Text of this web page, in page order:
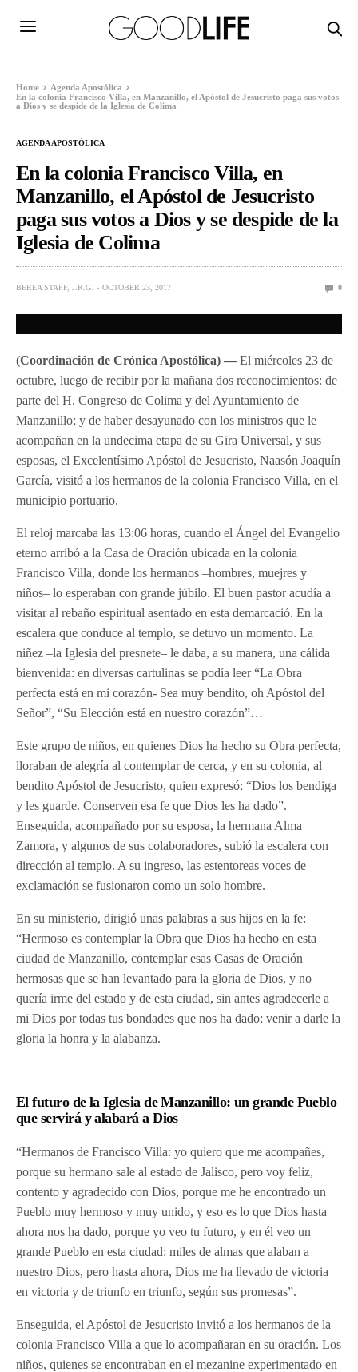
Home
Agenda Apostólica
En la colonia Francisco Villa, en Manzanillo, el Apóstol de Jesucristo paga sus votos
a Dios y se despide de la Iglesia de Colima
AGENDA APOSTÓLICA
En la colonia Francisco Villa, en
Manzanillo, el Apóstol de Jesucristo
paga sus votos a Dios y se despide de la
Iglesia de Colima
BEREA STAFF, J.R.G. OCTOBER 23, 2017 0
(Coordinación de Crónica Apostólica) —El miércoles 23 de
octubre, luego de recibir por la mañana dos reconocimientos: de
parte del H. Congreso de Colima y del Ayuntamiento de
Manzanillo; y de haber desayunado con los ministros que le
acompañan en la undecima etapa de su Gira Universal, y sus
esposas, el Excelentísimo Apóstol de Jesucristo, Naasón Joaquín
García, visitó a los hermanos de la colonia Francisco Villa, en el
municipio portuario.
El reloj marcaba las 13:06 horas, cuando el Ángel del Evangelio
eterno arribó a la Casa de Oración ubicada en la colonia
Francisco Villa, donde los hermanos –hombres, muejres y
niños– lo esperaban con grande júbilo. El buen pastor acudía a
visitar al rebaño espiritual asentado en esta demarcació. En la
escalera que conduce al templo, se detuvo un momento. La
niñez –la Iglesia del presnete– le daba, a su manera, una cálida
bienvenida: en diversas cartulinas se podía leer “La Obra
perfecta está en mi corazón- Sea muy bendito, oh Apóstol del
Señor”, “Su Elección está en nuestro corazón”…
Este grupo de niños, en quienes Dios ha hecho su Obra perfecta,
lloraban de alegría al contemplar de cerca, y en su colonia, al
bendito Apóstol de Jesucristo, quien expresó: “Dios los bendiga
y les guarde. Conserven esa fe que Dios les ha dado”.
Enseguida, acompañado por su esposa, la hermana Alma
Zamora, y algunos de sus colaboradores, subió la escalera con
dirección al templo. A su ingreso, las estentoreas voces de
exclamación se fusionaron como un solo hombre.
En su ministerio, dirigió unas palabras a sus hijos en la fe:
“Hermoso es contemplar la Obra que Dios ha hecho en esta
ciudad de Manzanillo, contemplar esas Casas de Oración
hermosas que se han levantado para la gloria de Dios, y no
quería irme del estado y de esta ciudad, sin antes agradecerle a
mi Dios por todas tus bondades que nos ha dado; venir a darle la
gloria la honra y la alabanza.
El futuro de la Iglesia de Manzanillo: un grande Pueblo
que servirá y alabará a Dios
“Hermanos de Francisco Villa: yo quiero que me acompañes,
porque su hermano sale al estado de Jalisco, pero voy feliz,
contento y agradecido con Dios, porque me he encontrado un
Pueblo muy hermoso y muy unido, y eso es lo que Dios hasta
ahora nos ha dado, porque yo veo tu futuro, y en él veo un
grande Pueblo en esta ciudad: miles de almas que alaban a
nuestro Dios, pero hasta ahora, Dios me ha llevado de victoria
en victoria y de triunfo en triunfo, según sus promesas”.
Enseguida, el Apóstol de Jesucristo invitó a los hermanos de la
colonia Francisco Villa a que lo acompañaran en su oración. Los
niños, quienes se encontraban en el mezanine experimentado en